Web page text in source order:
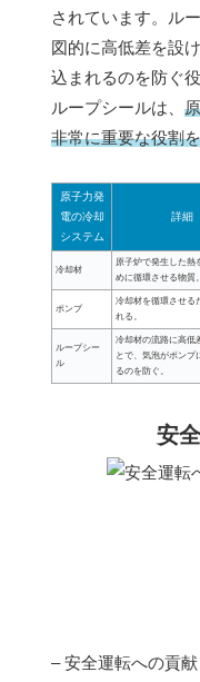
されています。ル
図的に高低差を設
込まれるのを防ぐ
ループシールは、
非常に重要な役割
原子力発
電の冷却
システム
詳細
冷却材
原子炉で発生した熱
めに循環させる物質。
ポンプ
冷却材を循環させる
れる。
ループシー
ル
冷却材の流路に高低
とで、気泡がポンプ
るのを防ぐ。
安
– 安全運転への貢献